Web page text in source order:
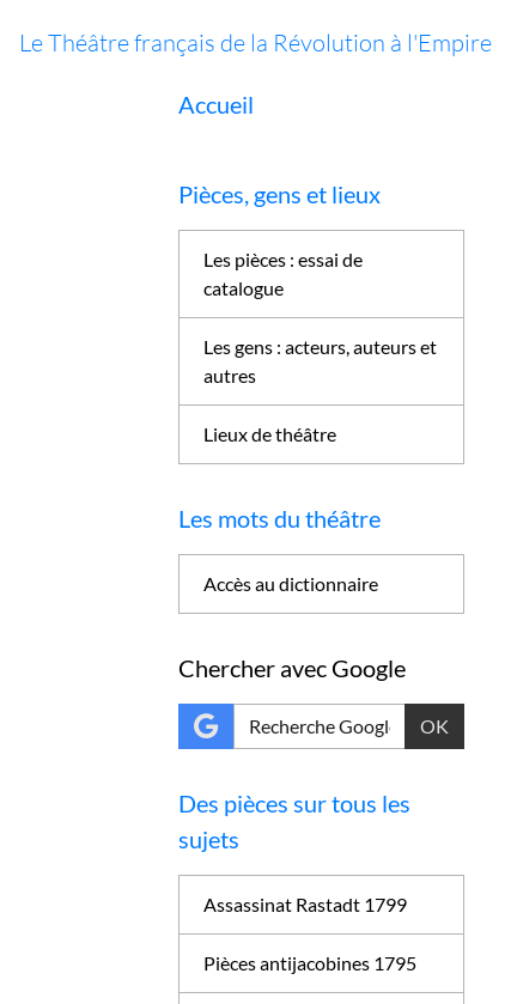
Le Théâtre français de la Révolution à l'Empire
Accueil
Pièces, gens et lieux
Les pièces : essai de
catalogue
Les gens : acteurs, auteurs et
autres
Lieux de théâtre
Les mots du théâtre
Accès au dictionnaire
Chercher avec Google
OK
Des pièces sur tous les
sujets
Assassinat Rastadt 1799
Pièces antijacobines 1795